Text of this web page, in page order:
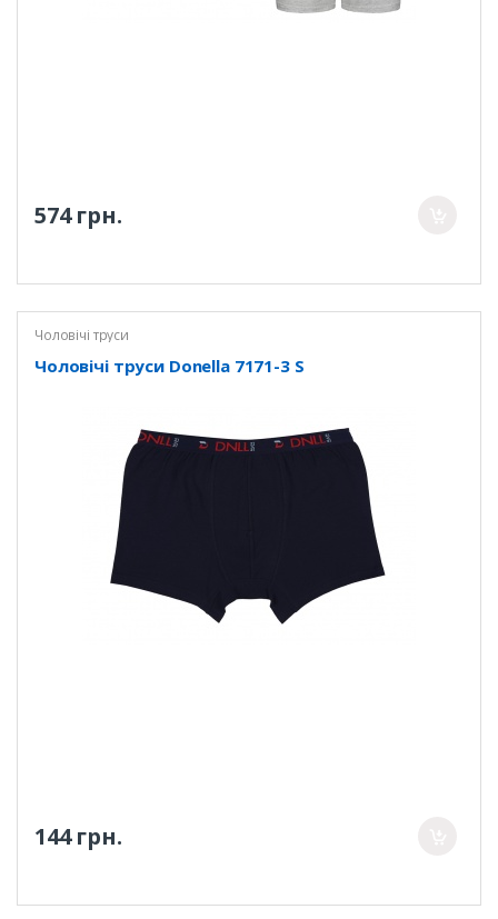
574 грн.
Чоловічі труси
Чоловічі труси Donella 7171-3 S
144 грн.